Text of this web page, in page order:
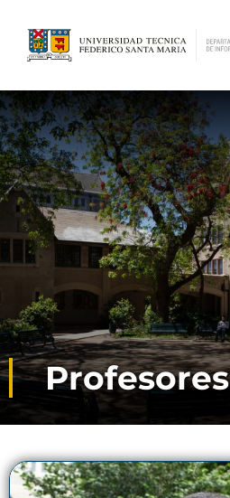
Profesores